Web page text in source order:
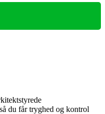
du får tryghed og kontrol